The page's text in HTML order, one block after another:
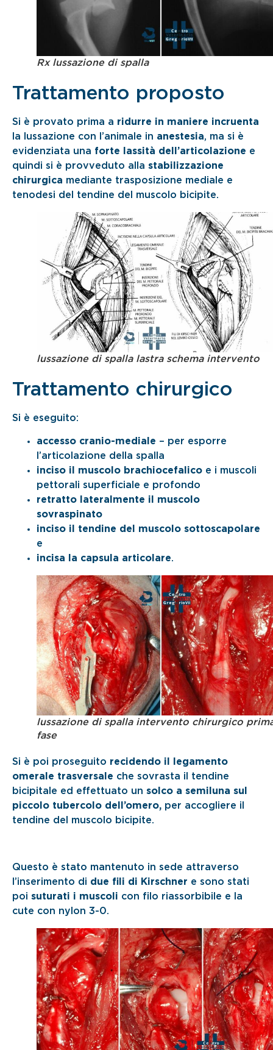
Rx lussazione di spalla
Trattamento proposto
Si è provato prima a ridurre in maniere incruenta
la lussazione con l’animale in anestesia, ma si è
evidenziata una forte lassità dell’articolazione e
quindi si è provveduto alla stabilizzazione
chirurgica mediante trasposizione mediale e
tenodesi del tendine del muscolo bicipite.
lussazione di spalla lastra schema intervento
Trattamento chirurgico
Si è eseguito:
accesso cranio-mediale – per esporre
l’articolazione della spalla
inciso il muscolo brachiocefalico e i muscoli
pettorali superficiale e profondo
retratto lateralmente il muscolo
sovraspinato
inciso il tendine del muscolo sottoscapolare
e
incisa la capsula articolare.
lussazione di spalla intervento chirurgico
fase
Si è poi proseguito recidendo il legamento
omerale trasversale che sovrasta il tendine
bicipitale ed effettuato un solco a semiluna sul
piccolo tubercolo dell’omero, per accogliere il
tendine del muscolo bicipite.
Questo è stato mantenuto in sede attraverso
l’inserimento di due fili di Kirschner e sono stati
poi suturati i muscoli con filo riassorbibile e la
cute con nylon 3-0.